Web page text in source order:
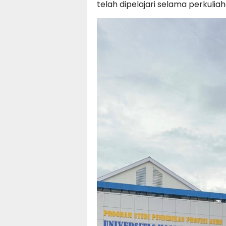
telah dipelajari selama